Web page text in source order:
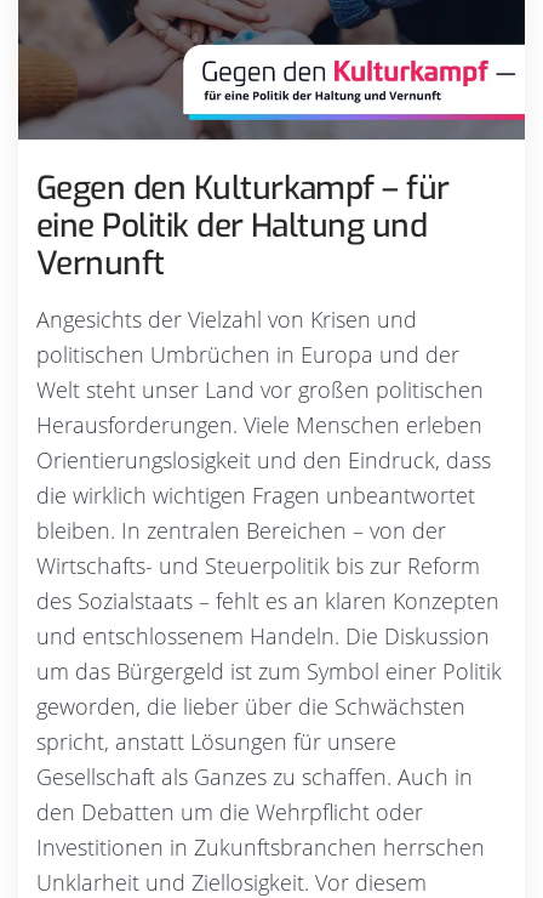
Gegen den Kulturkampf – für
eine Politik der Haltung und
Vernunft
Angesichts der Vielzahl von Krisen und
politischen Umbrüchen in Europa und der
Welt steht unser Land vor großen politischen
Herausforderungen. Viele Menschen erleben
Orientierungslosigkeit und den Eindruck, dass
die wirklich wichtigen Fragen unbeantwortet
bleiben. In zentralen Bereichen – von der
Wirtschafts- und Steuerpolitik bis zur Reform
des Sozialstaats – fehlt es an klaren Konzepten
und entschlossenem Handeln. Die Diskussion
um das Bürgergeld ist zum Symbol einer Politik
geworden, die lieber über die Schwächsten
spricht, anstatt Lösungen für unsere
Gesellschaft als Ganzes zu schaffen. Auch in
den Debatten um die Wehrpflicht oder
Investitionen in Zukunftsbranchen herrschen
Unklarheit und Ziellosigkeit. Vor diesem